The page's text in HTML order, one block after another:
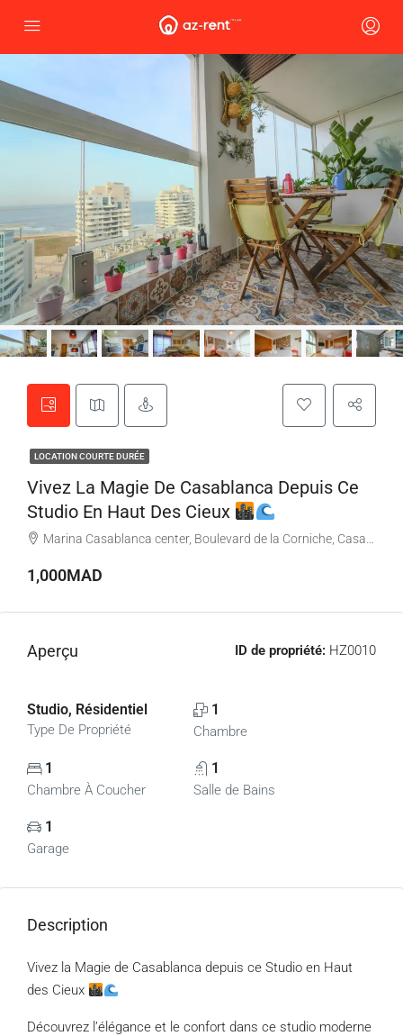
LOCATION COURTE DURÉE
Vivez La Magie De Casablanca Depuis Ce
Studio En Haut Des Cieux
Marina Casablanca center, Boulevard de la Corniche, Casablanca, Maroc
1,000MAD
Aperçu ID de propriété: HZ0010
Studio, Résidentiel
Type De Propriété
1
Chambre
1
Chambre À Coucher
1
Salle de Bains
1
Garage
Description
Vivez la Magie de Casablanca depuis ce Studio en Haut
des Cieux
Découvrez l’élégance et le confort dans ce studio moderne